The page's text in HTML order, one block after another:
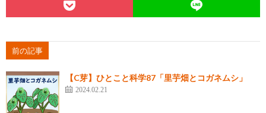
前の記事
【C芽】ひとこと科学87「里芋畑とコガネムシ」
2024.02.21